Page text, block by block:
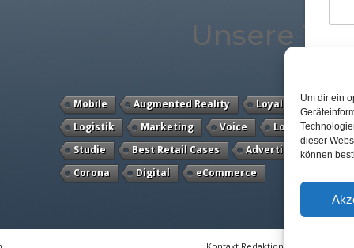
Um dir ein
dieser
können
Unsere
Mobile Augmented Reality Loyalty
Logistik
Marketing Voice Location
Studie
Best Retail Cases Advertising
Corona
Digital eCommerce